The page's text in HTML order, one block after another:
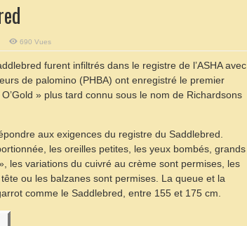
690 Vues
furent infiltrés dans le registre de l’ASHA avec
de palomino (PHBA) ont enregistré le premier
» plus tard connu sous le nom de Richardsons
aux exigences du registre du Saddlebred.
les oreilles petites, les yeux bombés, grands
les variations du cuivré au crème sont permises, les
ou les balzanes sont permises. La queue et la
comme le Saddlebred, entre 155 et 175 cm.